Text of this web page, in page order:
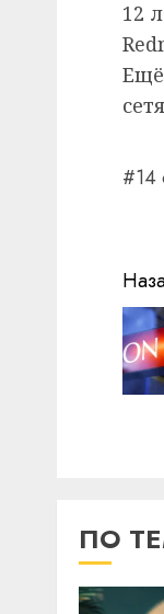
12
#14
ПО